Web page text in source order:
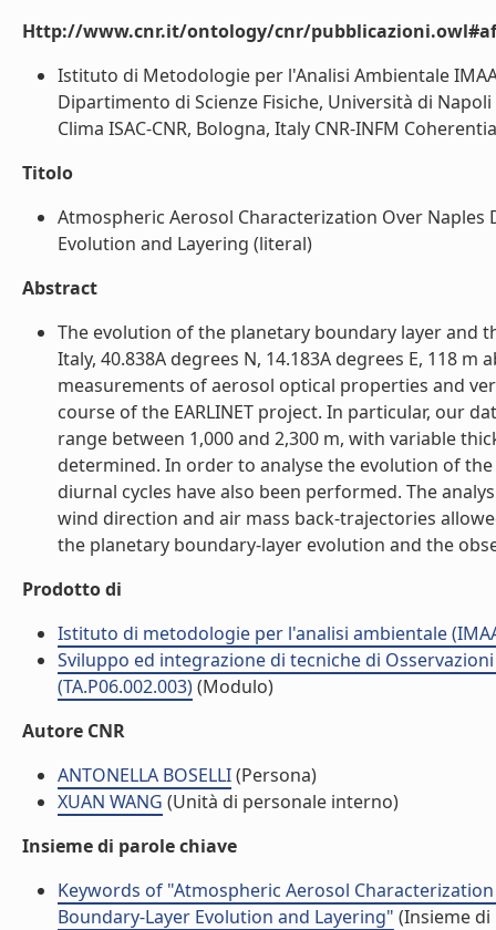
Http://www.cnr.it/ontology/cnr/
Istituto di Metodologie per l'Analisi Ambientale
Dipartimento di Scienze Fisiche, Università di
Clima ISAC-CNR, Bologna, Italy CNR-INFM
Titolo
Atmospheric Aerosol Characterization Over Naples
Evolution and Layering (literal)
Abstract
The evolution of the planetary boundary layer and
Italy, 40.838A degrees N, 14.183A degrees E, 118
measurements of aerosol optical properties and
course of the EARLINET project. In particular, our
range between 1,000 and 2,300 m, with variable
determined. In order to analyse the evolution of
diurnal cycles have also been performed. The
wind direction and air mass back-trajectories
the planetary boundary-layer evolution and the
Prodotto di
Istituto di metodologie per l'analisi ambientale
Sviluppo ed integrazione di tecniche di
(TA.P06.002.003)(Modulo)
Autore CNR
ANTONELLA BOSELLI(Persona)
XUAN WANG (Unità di personale interno)
Insieme di parole chiave
Keywords of "Atmospheric Aerosol
Boundary-Layer Evolution and Layering" (Insieme di